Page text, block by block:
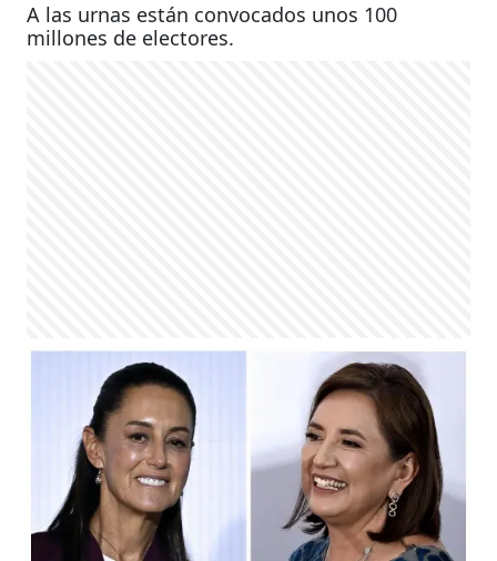
A las urnas están convocados unos 100
millones de electores.